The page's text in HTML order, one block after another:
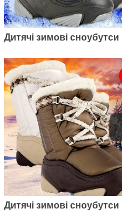
Дитячі зимові
Дитячі зимові